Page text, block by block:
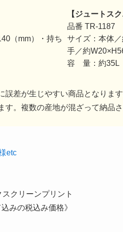
（mm）・持ち
【ジュートス
品番 TR-1187
サイズ：本体
手／約
容 量：約35L
差が生じやすい商品となります
。複数の産地が混ざって納品さ
etc
クリーンプリント
みの税込み価格》